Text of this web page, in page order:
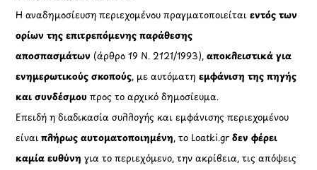
Η αναδημοσίευση περιεχομένου πραγματοποιείταιεντός των
ορίων της επιτρεπόμενης παράθεσης
αποσπασμάτων (άρθρο 19 Ν. 2121/1993), αποκλειστικά για
ενημερωτικούς σκοπούς, με αυτόματηεμφάνιση της πηγής
και συνδέσμου προς το αρχικό δημοσίευμα.
Επειδή η διαδικασία συλλογής και εμφάνισης περιεχομένου
είναιπλήρως αυτοματοποιημένη, το Loatki.grδεν φέρει
καμία ευθύνη για το περιεχόμενο, την ακρίβεια, τις απόψεις